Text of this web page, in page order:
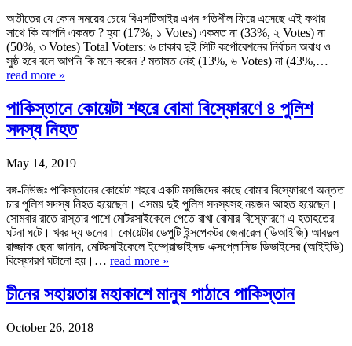
অতীতের যে কোন সময়ের চেয়ে বিএসটিআই‌‌‍‍র এখন গতিশীল ফিরে এসেছে এই কথার
সাথে কি আপনি একমত ? হ্যা (17%, ১ Votes) একমত না (33%, ২ Votes) না
(50%, ৩ Votes) Total Voters: ৬ ঢাকার দুই সিটি কর্পোরেশনের নির্বাচন অবাধ ও
সুষ্ঠ হবে বলে আপনি কি মনে করেন ? মতামত নেই (13%, ৬ Votes) না (43%,…
read more »
পাকিস্তানে কোয়েটা শহরে বোমা বিস্ফোরণে ৪ পুলিশ
সদস্য নিহত
May 14, 2019
বঙ্গ-নিউজঃ পাকিস্তানের কোয়েটা শহরে একটি মসজিদের কাছে বোমার বিস্ফোরণে অন্তত
চার পুলিশ সদস্য নিহত হয়েছেন। এসময় দুই পুলিশ সদস্যসহ নয়জন আহত হয়েছেন।
সোমবার রাতে রাস্তার পাশে মোটরসাইকেলে পেতে রাখা বোমার বিস্ফোরণে এ হতাহতের
ঘটনা ঘটে। খবর দ্য ডনের। কোয়েটার ডেপুটি ইন্সপেকটর জেনারেল (ডিআইজি) আবদুল
রাজ্জাক ছেমা জানান, মোটরসাইকেলে ইম্প্রোভাইসড এক্সপ্লোসিভ ডিভাইসের (আইইডি)
বিস্ফোরণ ঘটানো হয়।… read more »
চীনের সহায়তায় মহাকাশে মানুষ পাঠাবে পাকিস্তান
October 26, 2018